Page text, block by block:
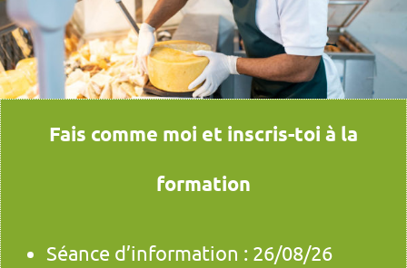
Fais comme moi et inscris-toi à la
formation
Séance d’information : 26/08/26